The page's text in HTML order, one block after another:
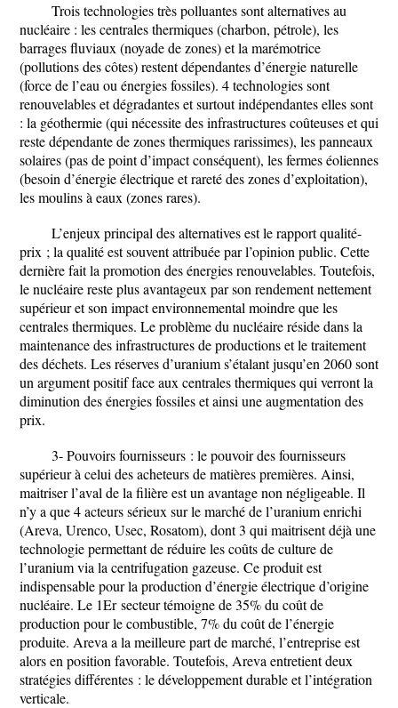
Trois technologies très polluantes sont alternatives au
nucléaire : les centrales thermiques (charbon, pétrole), les
barrages fluviaux (noyade de zones) et la marémotrice
(pollutions des côtes) restent dépendantes d’énergie naturelle
(force de l’eau ou énergies fossiles). 4 technologies sont
renouvelables et dégradantes et surtout indépendantes elles sont
: la géothermie (qui nécessite des infrastructures coûteuses et qui
reste dépendante de zones thermiques rarissimes), les panneaux
solaires (pas de point d’impact conséquent), les fermes éoliennes
(besoin d’énergie électrique et rareté des zones d’exploitation),
les moulins à eaux (zones rares).
L’enjeux principal des alternatives est le rapport qualité-
prix ; la qualité est souvent attribuée par l’opinion public. Cette
dernière fait la promotion des énergies renouvelables. Toutefois,
le nucléaire reste plus avantageux par son rendement nettement
supérieur et son impact environnemental moindre que les
centrales thermiques. Le problème du nucléaire réside dans la
maintenance des infrastructures de productions et le traitement
des déchets. Les réserves d’uranium s’étalant jusqu’en 2060 sont
un argument positif face aux centrales thermiques qui verront la
diminution des énergies fossiles et ainsi une augmentation des
prix.
3- Pouvoirs fournisseurs : le pouvoir des fournisseurs
supérieur à celui des acheteurs de matières premières. Ainsi,
maitriser l’aval de la filière est un avantage non négligeable. Il
n’y a que 4 acteurs sérieux sur le marché de l’uranium enrichi
(Areva, Urenco, Usec, Rosatom), dont 3 qui maitrisent déjà une
technologie permettant de réduire les coûts de culture de
l’uranium via la centrifugation gazeuse. Ce produit est
indispensable pour la production d’énergie électrique d’origine
nucléaire. Le 1Ersecteur témoigne de 35% du coût de
production pour le combustible, 7% du coût de l’énergie
produite. Areva a la meilleure part de marché, l’entreprise est
alors en position favorable. Toutefois, Areva entretient deux
stratégies différentes : le développement durable et l’intégration
verticale.